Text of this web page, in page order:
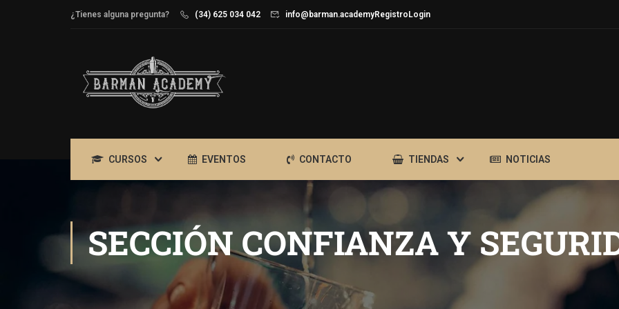
¿Tienes alguna pregunta? (34) 625 034 042 info@barman.academyRegistro Login
CURSOS EVENTOS CONTACTO TIENDAS NOTICIAS
SECCIÓN CONFIANZA Y